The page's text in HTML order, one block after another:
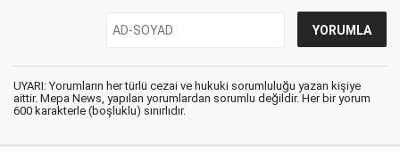
UYARI: Yorumların her türlü cezai ve hukuki sorumluluğu yazan kişiye
aittir. Mepa News, yapılan yorumlardan sorumlu değildir. Her bir yorum
600 karakterle (boşluklu) sınırlıdır.